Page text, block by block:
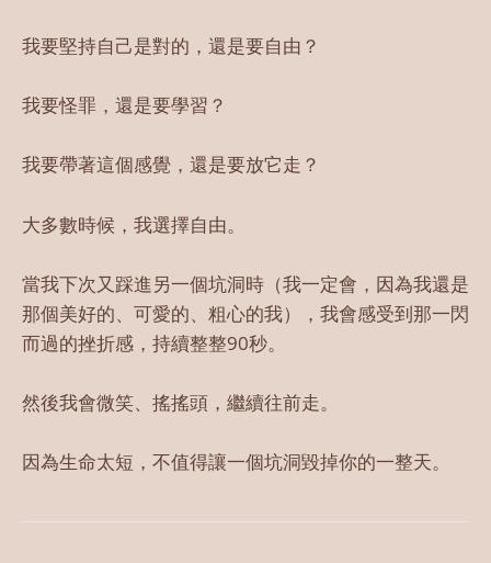
我要堅持自己是對的，還是要自由？
我要怪罪，還是要學習？
我要帶著這個感覺，還是要放它走？
大多數時候，我選擇自由。
當我下次又踩進另一個坑洞時（我一定會，因為我還是
那個美好的、可愛的、粗心的我），我會感受到那一閃
而過的挫折感，持續整整90秒。
然後我會微笑、搖搖頭，繼續往前走。
因為生命太短，不值得讓一個坑洞毀掉你的一整天。